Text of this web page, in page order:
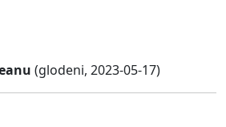
(glodeni, 2023-05-17)